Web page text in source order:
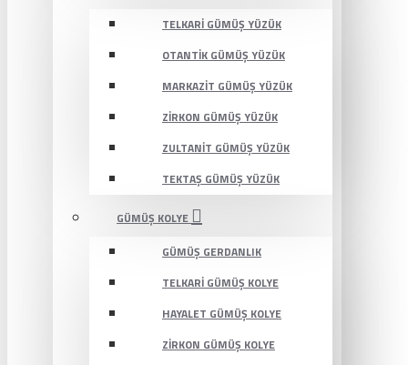
TELKARI GÜMÜŞ YÜZÜK
OTANTIK GÜMÜŞ YÜZÜK
MARKAZIT GÜMÜŞ YÜZÜK
ZIRKON GÜMÜŞ YÜZÜK
ZULTANIT GÜMÜŞ YÜZÜK
TEKTAŞ GÜMÜŞ YÜZÜK
GÜMÜŞ KOLYE
GÜMÜŞ GERDANLIK
TELKARI GÜMÜŞ KOLYE
HAYALET GÜMÜŞ KOLYE
ZIRKON GÜMÜŞ KOLYE